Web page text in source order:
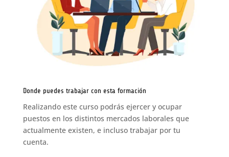
Donde puedes trabajar con esta formación
Realizando este curso podrás ejercer y ocupar
puestos en los distintos mercados laborales que
actualmente existen, e incluso trabajar por tu
cuenta.